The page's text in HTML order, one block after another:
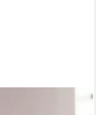
Schweberegal Regal